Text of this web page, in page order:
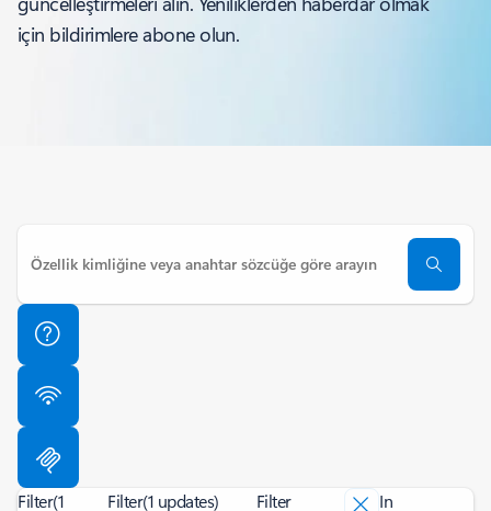
için bildirimlere abone olun.
Filter(1
Filter(1 updates) Filter
In